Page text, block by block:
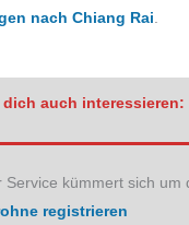
nach Chiang Rai
dich auch interessieren:
Service kümmert sich um
registrieren